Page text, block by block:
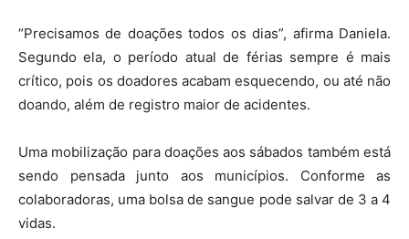
“Precisamos de doações todos os dias”, afirma Daniela.
Segundo ela, o período atual de férias sempre é mais
crítico, pois os doadores acabam esquecendo, ou até não
doando, além de registro maior de acidentes.
Uma mobilização para doações aos sábados também está
sendo pensada junto aos municípios. Conforme as
colaboradoras, uma bolsa de sangue pode salvar de 3 a 4
vidas.